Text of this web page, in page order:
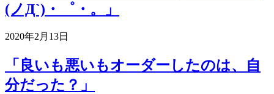
(ノД`)・゜・。」
2020年2月13日
「良いも悪いもオーダーしたのは、自
分だった？」